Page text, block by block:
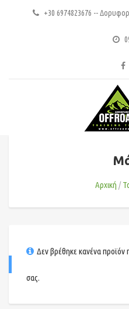
+30 6974823676 --
Αρχική
Δεν βρέθηκε κανένα προϊόν
σας.